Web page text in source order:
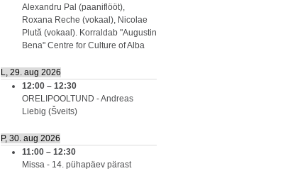
Alexandru Pal (paaniflööt),
Roxana Reche (vokaal), Nicolae
Plută (vokaal). Korraldab "Augustin
Bena" Centre for Culture of Alba
L, 29. aug 2026
12:00 – 12:30
ORELIPOOLTUND - Andreas
Liebig (Šveits)
P, 30. aug 2026
11:00 – 12:30
Missa - 14. pühapäev pärast